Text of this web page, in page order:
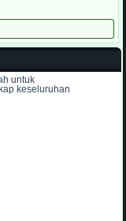
untuk
keseluruhan